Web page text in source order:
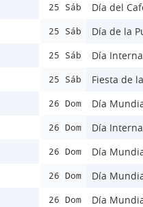
25 Sáb Día del
25 Sáb Día de la
25 Sáb Día
25 Sáb Fiesta de
26 Dom Día
26 Dom Día
26 Dom Día
26 Dom Día
26 Dom Día